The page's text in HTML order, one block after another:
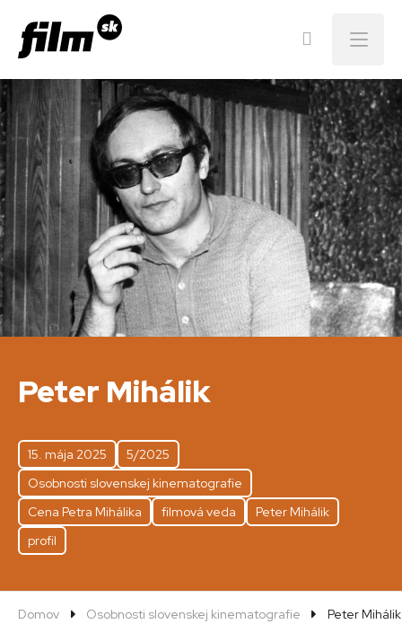
Menu
Peter Mihálik
15. mája 2025
5/2025
Osobnosti slovenskej kinematografie
Cena Petra Mihálika
filmová veda
Peter Mihálik
profil
Domov Osobnosti slovenskej kinematografie Peter Mihálik